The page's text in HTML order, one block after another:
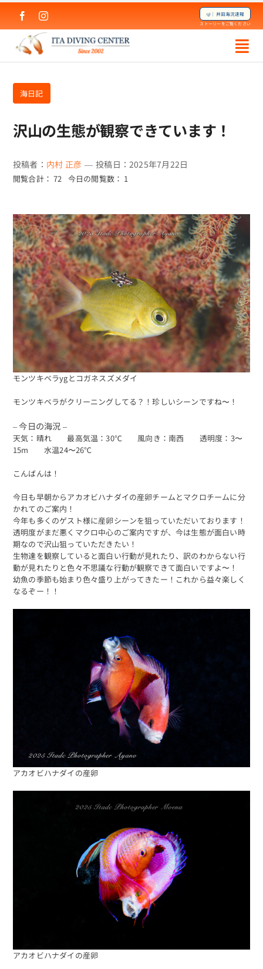
content
🤿｜井田海況速報
ストーリーをご覧ください
海日記
沢山の生態が観察できています！
投稿者： 内村 正彦 — 投稿日：2025年7月22日
閲覧合計： 72 今日の閲覧数： 1
モンツキベラygとコガネスズメダイ
モンツキベラがクリーニングしてる？！珍しいシーンですね〜！
– 今日の海況 –
天気：晴れ 最高気温：30℃ 風向き：南西 透明度：3〜
15m 水温24〜26℃
こんばんは！
今日も早朝からアカオビハナダイの産卵チームとマクロチームに分
かれてのご案内！
今年も多くのゲスト様に産卵シーンを狙っていただいております！
透明度がまだ悪くマクロ中心のご案内ですが、今は生態が面白い時
期なので沢山狙っていただきたい！
生物達を観察していると面白い行動が見れたり、訳のわからない行
動が見れたりと色々不思議な行動が観察できて面白いですよ〜！
幼魚の季節も始まり色々盛り上がってきたー！これから益々楽しく
なるぞー！！
アカオビハナダイの産卵
アカオビハナダイの産卵